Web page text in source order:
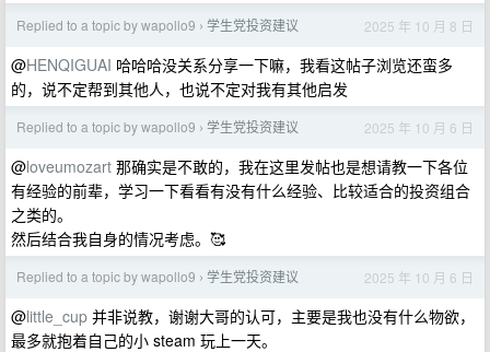
Replied to a topic by wapollo9 › 学生党投资建议 2025 年 10 月 8 日
@HENQIGUAI 哈哈哈没关系分享一下嘛，我看这帖子浏览还蛮多
的，说不定帮到其他人，也说不定对我有其他启发
Replied to a topic by wapollo9 › 学生党投资建议 2025 年 10 月 6 日
@loveumozart 那确实是不敢的，我在这里发帖也是想请教一下各位
有经验的前辈，学习一下看看有没有什么经验、比较适合的投资组合
之类的。
然后结合我自身的情况考虑。🥰
Replied to a topic by wapollo9 › 学生党投资建议 2025 年 10 月 6 日
@little_cup 并非说教，谢谢大哥的认可，主要是我也没有什么物欲，
最多就抱着自己的小 steam 玩上一天。